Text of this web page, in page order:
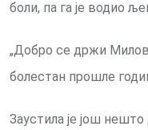
боли, па га је водио
„Добро се држи
болестан прошле
Заустила је још